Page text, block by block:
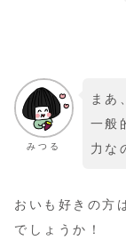
みつる
まあ
一般
力な
おいも好きの方
でしょうか！